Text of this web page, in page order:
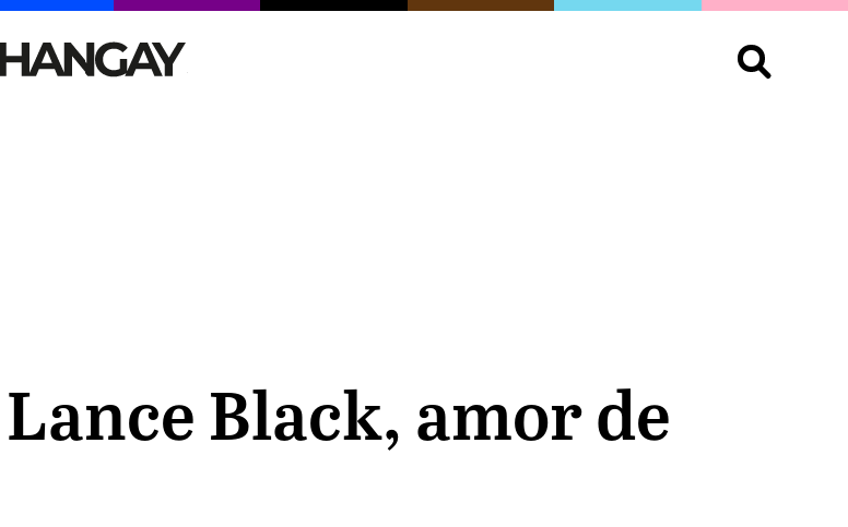
Buscar:
Black, amor de